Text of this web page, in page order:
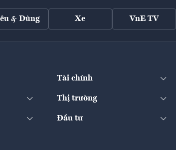
& Dùng Xe VnE TV
Tài chính
Thị trường
Đầu tư